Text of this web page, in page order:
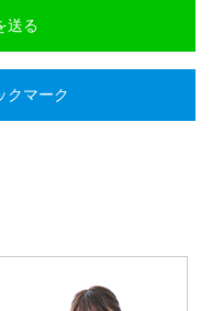
送る
クマーク